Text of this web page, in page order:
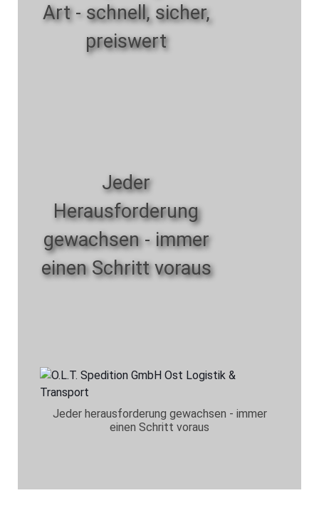
Art - schnell, sicher,
preiswert
Jeder
Herausforderung
gewachsen - immer
einen Schritt voraus
Jeder herausforderung gewachsen - immer
einen Schritt voraus